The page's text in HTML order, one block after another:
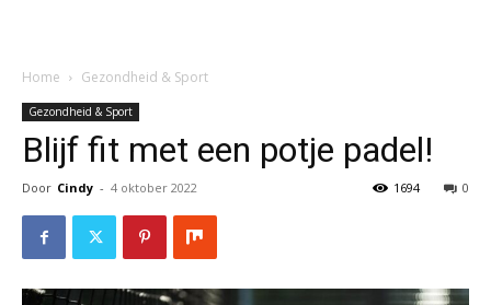
Home Gezondheid & Sport
Gezondheid & Sport
Blijf fit met een potje padel!
Door Cindy - 4 oktober 2022 0
1694